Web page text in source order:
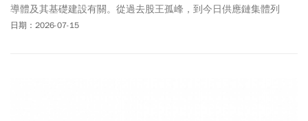
導體及其基礎建設有關。從過去股王孤峰，到今日供應鏈集體列
陣，市場正重新估價台灣數十年累積的技術、獲利與製造實力。
日期：2026-07-15